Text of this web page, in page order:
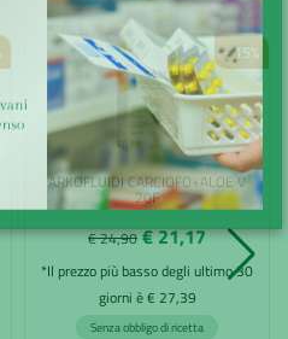
- 15%
ARKOFLUIDI CARCIOFO+ALOE V
20F
€ 24,90 € 21,17
*Il prezzo più basso degli ultimo 30
giorni è € 27,39
Senza obbligo di ricetta